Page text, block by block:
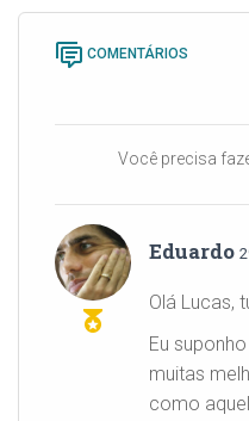
COMENTÁRIOS
Você precisa
Eduardo
Olá Lucas,
Eu
muitas
como